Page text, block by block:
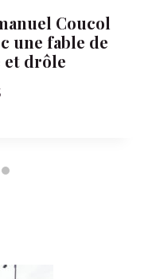
Coucol
une fable de
et drôle